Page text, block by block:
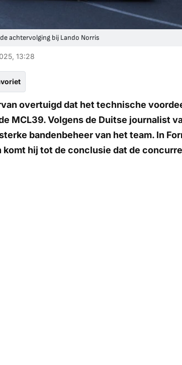
achtervolging bij Lando Norris
13:28
overtuigd dat het technische
MCL39. Volgens de Duitse journalist
bandenbeheer van het team. In
hij tot de conclusie dat de